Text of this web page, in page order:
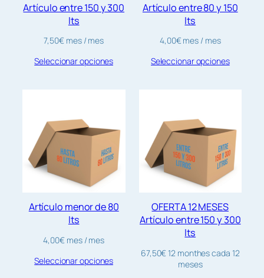
Artículo entre 150 y 300
lts
7,50€ mes / mes
Seleccionar opciones
Artículo entre 80 y 150
lts
4,00€mes / mes
Seleccionar opciones
Artículo menor de 80
lts
4,00€ mes / mes
Seleccionar opciones
OFERTA 12 MESES
Artículo entre 150 y 300
lts
67,50€ 12 monthescada 12
meses